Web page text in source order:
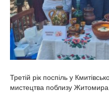
Третій рік поспіль у
мистецтва поблизу